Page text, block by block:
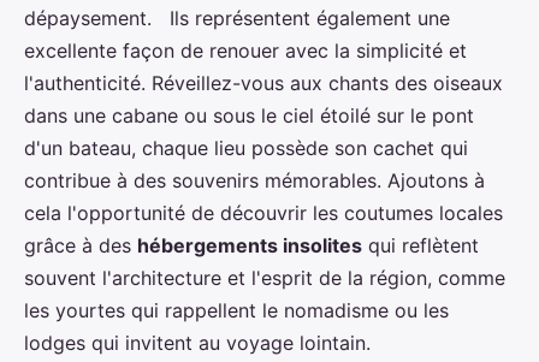
dépaysement. Ils représentent également une
excellente façon de renouer avec la simplicité et
l'authenticité. Réveillez-vous aux chants des oiseaux
dans une cabane ou sous le ciel étoilé sur le pont
d'un bateau, chaque lieu possède son cachet qui
contribue à des souvenirs mémorables. Ajoutons à
cela l'opportunité de découvrir les coutumes locales
grâce à des hébergements insolites qui reflètent
souvent l'architecture et l'esprit de la région, comme
les yourtes qui rappellent le nomadisme ou les
lodges qui invitent au voyage lointain.